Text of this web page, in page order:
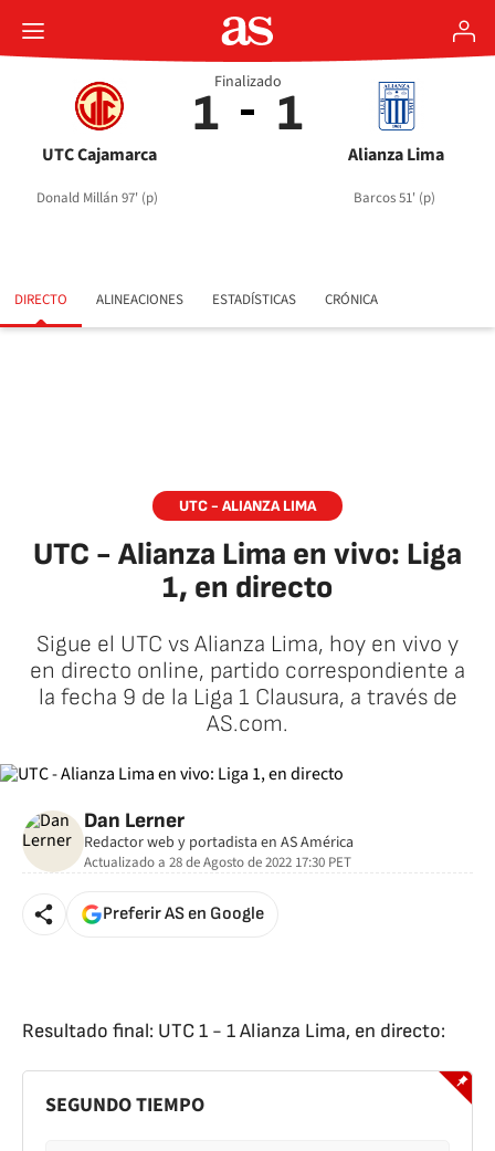
UTC Cajamarca
1
Donald Millán 97' (p)
Alianza Lima
1
Barcos 51' (p)
Finalizado
DIRECTO ALINEACIONES ESTADÍSTICAS CRÓNICA
UTC - ALIANZA LIMA
UTC - Alianza Lima en vivo: Liga
1, en directo
Sigue el UTC vs Alianza Lima, hoy en vivo y
en directo online, partido correspondiente a
la fecha 9 de la Liga 1 Clausura, a través de
AS.com.
Dan Lerner
Redactor web y portadista en AS América
Actualizado a 28 de Agosto de 2022 17:30 PET
Preferir AS en Google
Resultado final: UTC 1 - 1 Alianza Lima, en directo:
SEGUNDO TIEMPO